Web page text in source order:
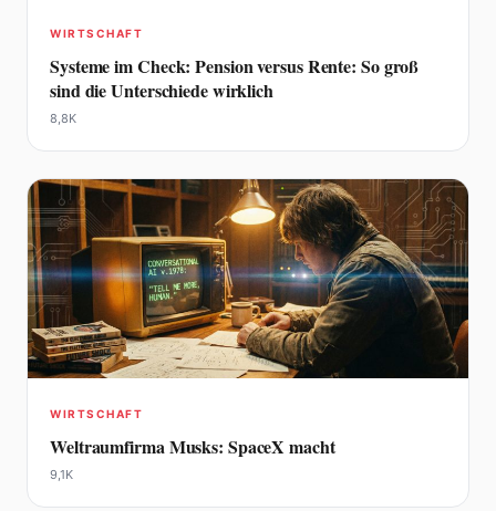
WIRTSCHAFT
Systeme im Check: Pension versus Rente: So groß
sind die Unterschiede wirklich
8,8K
WIRTSCHAFT
Weltraumfirma Musks: SpaceX macht
9,1K